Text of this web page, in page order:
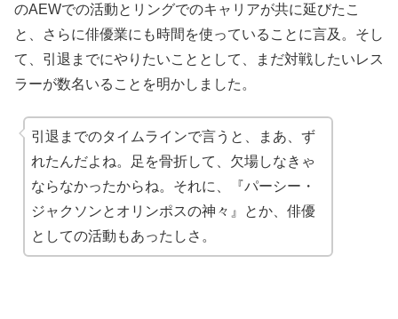
のAEWでの活動とリングでのキャリアが共に延びたこ
と、さらに俳優業にも時間を使っていることに言及。そし
て、引退までにやりたいこととして、まだ対戦したいレス
ラーが数名いることを明かしました。
引退までのタイムラインで言うと、まあ、ず
れたんだよね。足を骨折して、欠場しなきゃ
ならなかったからね。それに、『パーシー・
ジャクソンとオリンポスの神々』とか、俳優
としての活動もあったしさ。